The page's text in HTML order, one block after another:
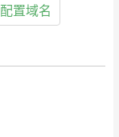
配置域名